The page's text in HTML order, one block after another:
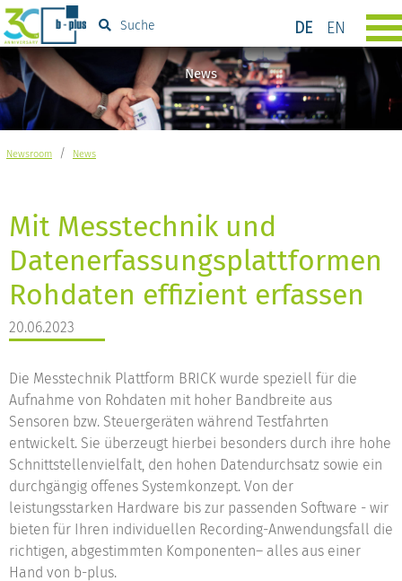
DE EN
Suche
News
Newsroom / News
Mit Messtechnik und
Datenerfassungsplattformen
Rohdaten effizient erfassen
20.06.2023
Die Messtechnik Plattform BRICK wurde speziell für die
Aufnahme von Rohdaten mit hoher Bandbreite aus
Sensoren bzw. Steuergeräten während Testfahrten
entwickelt. Sie überzeugt hierbei besonders durch ihre hohe
Schnittstellenvielfalt, den hohen Datendurchsatz sowie ein
durchgängig offenes Systemkonzept. Von der
leistungsstarken Hardware bis zur passenden Software - wir
bieten für Ihren individuellen Recording-Anwendungsfall die
richtigen, abgestimmten Komponenten– alles aus einer
Hand von b-plus.